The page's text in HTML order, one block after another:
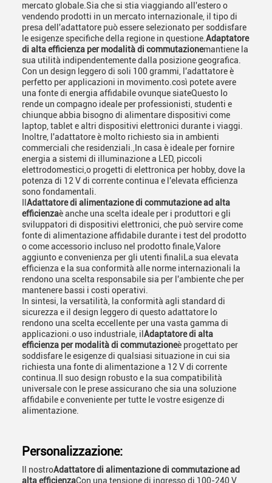
mercato globale.Sia che si stia viaggiando all'estero o
vendendo prodotti in un mercato internazionale, il tipo di
presa dell'adattatore può essere selezionato per soddisfare
le esigenze specifiche della regione in questione. Adaptatore
di alta efficienza per modalità di commutazionemantiene la
sua utilità indipendentemente dalla posizione geografica.
Con un design leggero di soli 100 grammi, l'adattatore è
perfetto per applicazioni in movimento.così potete avere
una fonte di energia affidabile ovunque siateQuesto lo
rende un compagno ideale per professionisti, studenti e
chiunque abbia bisogno di alimentare dispositivi come
laptop, tablet e altri dispositivi elettronici durante i viaggi.
Inoltre, l'adattatore è molto richiesto sia in ambienti
commerciali che residenziali.,In casa è ideale per fornire
energia a sistemi di illuminazione a LED, piccoli
elettrodomestici,o progetti di elettronica per hobby, dove la
potenza di 12 V di corrente continua e l'elevata efficienza
sono fondamentali.
Adattatore di alimentazione di commutazione ad alta
efficienzaè anche una scelta ideale per i produttori e gli
sviluppatori di dispositivi elettronici, che può servire come
fonte di alimentazione affidabile durante i test del prodotto
o come accessorio incluso nel prodotto finale,Valore
aggiunto e convenienza per gli utenti finaliLa sua elevata
efficienza e la sua conformità alle norme internazionali la
rendono una scelta responsabile sia per l'ambiente che per
mantenere bassi i costi operativi.
In sintesi, la versatilità, la conformità agli standard di
sicurezza e il design leggero di questo adattatore lo
rendono una scelta eccellente per una vasta gamma di
applicazioni.o uso industriale, il Adaptatore di alta
efficienza per modalità di commutazioneè progettato per
soddisfare le esigenze di qualsiasi situazione in cui sia
richiesta una fonte di alimentazione a 12 V di corrente
continua.Il suo design robusto e la sua compatibilità
universale con le prese assicurano che sia una soluzione
affidabile e conveniente per tutte le vostre esigenze di
alimentazione.
Personalizzazione:
Il nostroAdattatore di alimentazione di commutazione ad
alta efficienzaCon una tensione di ingresso di 100-240 V